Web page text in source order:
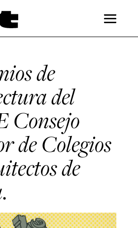
de
del
Consejo
de Colegios
de